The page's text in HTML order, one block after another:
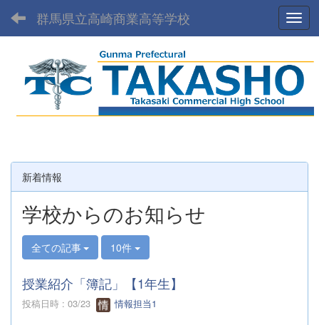
群馬県立高崎商業高等学校
新着情報
学校からのお知らせ
全ての記事 10件
授業紹介「簿記」【1年生】
投稿日時 : 03/23 情報担当1